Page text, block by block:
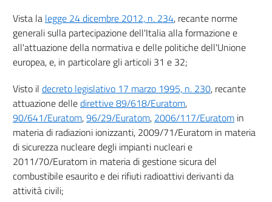
Sezione II
Esposizione al radon nei luoghi di lavoro
16
18
Sezione III
Protezione dall'esposizione al radon nelle abitazioni
19
Capo II
Pratiche che comportano l'impiego di materiali contenenti radionuclidi di
origine naturale
20
Vista la legge 24 dicembre 2012, n. 234, recante norme
generali sulla partecipazione dell'Italia alla formazione e
all'attuazione della normativa e delle politiche dell'Unione
europea, e, in particolare gli articoli 31 e 32;
Visto il decreto legislativo 17 marzo 1995, n. 230, recante
attuazione delledirettive 89/618/Euratom,
90/641/Euratom,96/29/Euratom, 2006/117/Euratom in
materia di radiazioni ionizzanti, 2009/71/Euratom in materia
di sicurezza nucleare degli impianti nucleari e
2011/70/Euratom in materia di gestione sicura del
combustibile esaurito e dei rifiuti radioattivi derivanti da
attività civili;